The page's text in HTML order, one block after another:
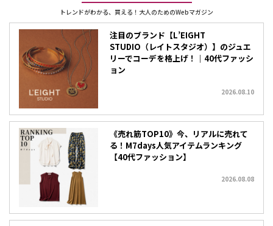
トレンドがわかる、買える！大人のためのWebマガジン
注目のブランド【L’EIGHT
STUDIO（レイトスタジオ）】のジュエ
リーでコーデを格上げ！｜40代ファッシ
ョン
2026.08.10
《売れ筋TOP10》今、リアルに売れて
る！M7days人気アイテムランキング
【40代ファッション】
2026.08.08